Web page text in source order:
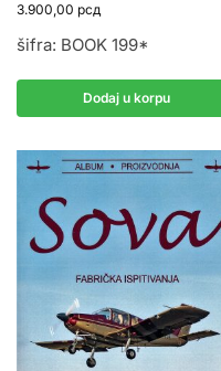
3.900,00 рсд
šifra: BOOK 199*
Dodaj u korpu